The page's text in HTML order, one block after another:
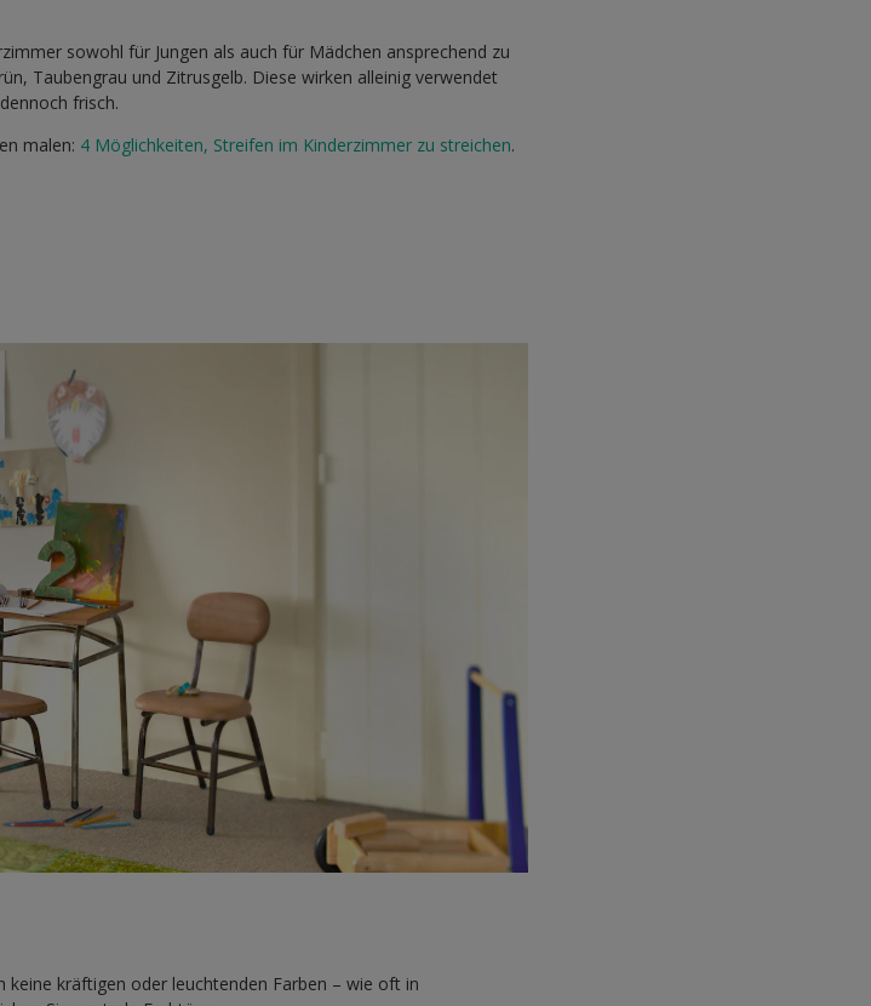
sowohl für Jungen als auch für Mädchen ansprechend zu
Taubengrau und Zitrusgelb. Diese wirken alleinig verwendet
frisch.
malen: 4 Möglichkeiten, Streifen im Kinderzimmer zu streichen.
kräftigen oder leuchtenden Farben – wie oft in